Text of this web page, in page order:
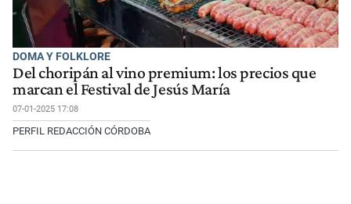
DOMA Y FOLKLORE
Del choripán al vino premium: los precios que
marcan el Festival de Jesús María
07-01-2025 17:08
PERFIL REDACCIÓN CÓRDOBA